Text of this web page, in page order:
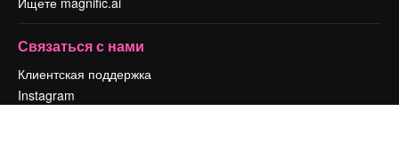
Связаться с нами
Клиентская поддержка
Instagram